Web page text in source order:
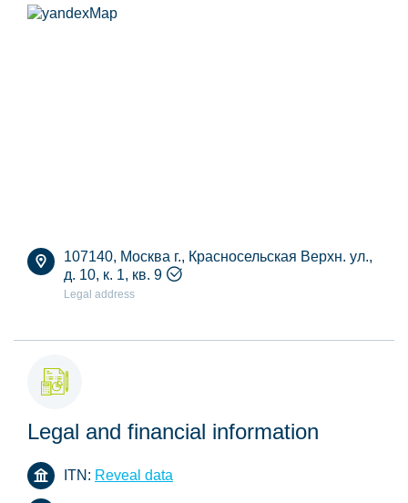
107140, Москва г., Красносельская Верхн. ул.,
д. 10, к. 1, кв. 9
Legal address
Legal and financial information
ITN: Reveal data